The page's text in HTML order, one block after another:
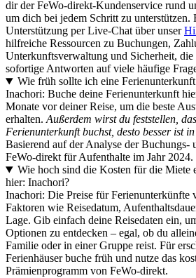
dir der FeWo-direkt-Kundenservice rund
um dich bei jedem Schritt zu unterstützen.
Unterstützung per Live-Chat über unser
hilfreiche Ressourcen zu Buchungen,
Unterkunftsverwaltung und Sicherheit, die
sofortige Antworten auf viele häufige
Wie früh sollte ich eine
Inachori: Buche deine Ferienunterkunft
Monate vor deiner Reise, um die beste
erhalten. Außerdem wirst du feststellen,
Ferienunterkunft buchst, desto besser ist
Basierend auf der Analyse der Buchungs-
FeWo-direkt für Aufenthalte im Jahr 2024.
Wie hoch sind die Kosten für die Miete
hier: Inachori?
Inachori: Die Preise für Ferienunterkünfte
Faktoren wie Reisedatum,
Lage. Gib einfach deine Reisedaten ein,
Optionen zu entdecken – egal, ob du
Familie oder in einer Gruppe reist. Für
Ferienhäuser buche früh und nutze das
Prämienprogramm von FeWo-direkt.